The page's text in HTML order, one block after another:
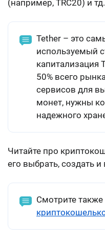
(например, TRC20) и тд.
Tether – это
используемый
капитализация
50% всего
сервисов для
монет, нужны
надежного
Читайте про
его выбрать, создать и
Смотрите также